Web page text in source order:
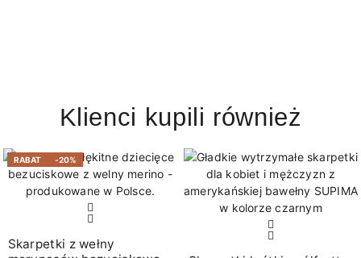
Klienci kupili również
RABAT -20%
Skarpetki z wełny